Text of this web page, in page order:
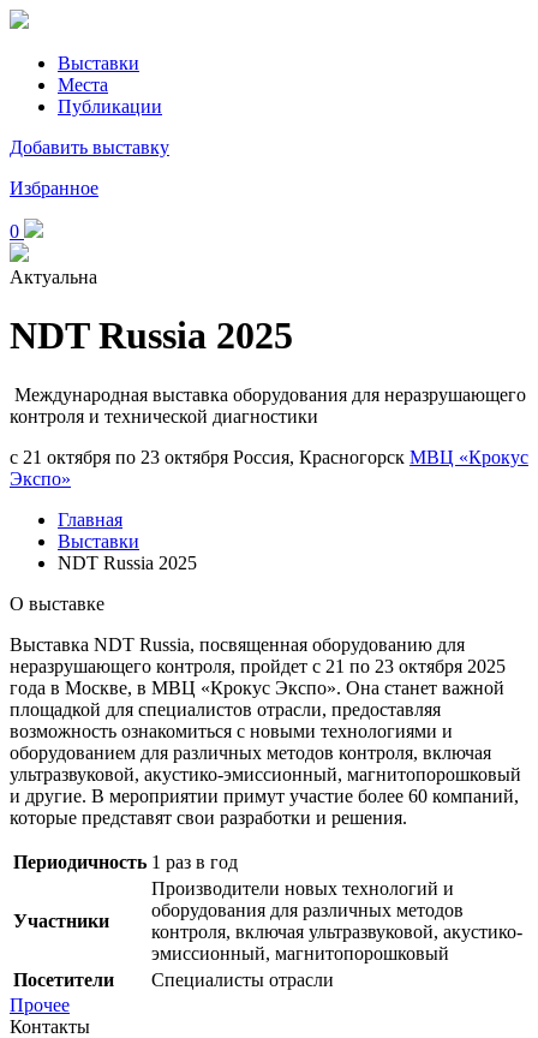
Выставки
Места
Публикации
Добавить выставку
Избранное
0
Актуальна
NDT Russia 2025
Международная выставка оборудования для неразрушающего
контроля и технической диагностики
с 21 октября по 23 октября Россия, Красногорск МВЦ «Крокус
Экспо»
Главная
Выставки
NDT Russia 2025
О выставке
Выставка NDT Russia, посвященная оборудованию для
неразрушающего контроля, пройдет с 21 по 23 октября 2025
года в Москве, в МВЦ «Крокус Экспо». Она станет важной
площадкой для специалистов отрасли, предоставляя
возможность ознакомиться с новыми технологиями и
оборудованием для различных методов контроля, включая
ультразвуковой, акустико-эмиссионный, магнитопорошковый
и другие. В мероприятии примут участие более 60 компаний,
которые представят свои разработки и решения.
Периодичность 1 раз в год
Участники
Производители новых технологий и
оборудования для различных методов
контроля, включая ультразвуковой, акустико-
эмиссионный, магнитопорошковый
Посетители
Специалисты отрасли
Прочее
Контакты